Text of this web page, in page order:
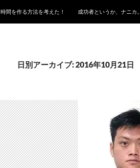
時間を作る方法を考えた！ 成功者というか、ナニカ。
日別アーカイブ: 2016年10月21日